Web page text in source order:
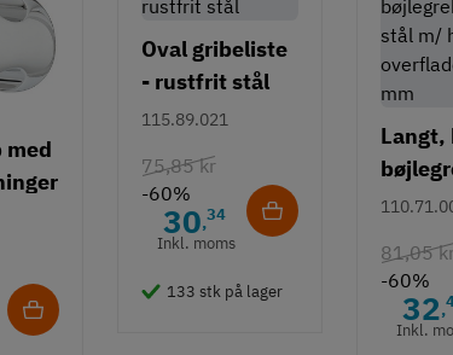
med
Oval gribeliste
- rustfrit stål
115.89.021
75,85 kr
-60%
30,34
Inkl. moms
133 stk på lager
Langt,
rustfrit
- 490
81,05
-60%
32,
Inkl.